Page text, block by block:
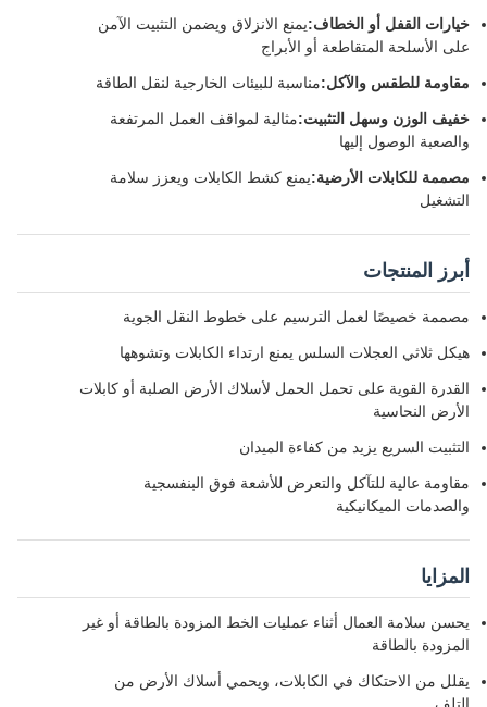
القفل أو الخطاف:يمنع الانزلاق ويضمن التثبيت الآمن
الأسلحة المتقاطعة أو الأبراج
للطقس والآكل:مناسبة للبيئات الخارجية لنقل الطاقة
الوزن وسهل التثبيت:مثالية لمواقف العمل المرتفعة
الوصول إليها
للكابلات الأرضية:يمنع كشط الكابلات ويعزز سلامة
المنتجات
خصيصًا لعمل الترسيم على خطوط النقل الجوية
ثلاثي العجلات السلس يمنع ارتداء الكابلات وتشوهها
القوية على تحمل الحمل لأسلاك الأرض الصلبة أو كابلات
النحاسية
السريع يزيد من كفاءة الميدان
عالية للتآكل والتعرض للأشعة فوق البنفسجية
الميكانيكية
سلامة العمال أثناء عمليات الخط المزودة بالطاقة أو غير
بالطاقة
من الاحتكاك في الكابلات، ويحمي أسلاك الأرض من